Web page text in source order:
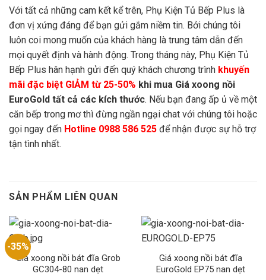
Với tất cả những cam kết kể trên, Phụ Kiện Tủ Bếp Plus là
đơn vị xứng đáng để bạn gửi gắm niềm tin. Bởi chúng tôi
luôn coi mong muốn của khách hàng là trung tâm dẫn đến
mọi quyết định và hành động. Trong tháng này, Phụ Kiện Tủ
Bếp Plus hân hạnh gửi đến quý khách chương trình khuyến
mãi đặc biệt GIẢM từ 25-50% khi mua Giá xoong nồi
EuroGold tất cả các kích thước. Nếu bạn đang ấp ủ về một
căn bếp trong mơ thì đừng ngần ngại chat với chúng tôi hoặc
gọi ngay đến Hotline 0988 586 525 để nhận được sự hỗ trợ
tận tình nhất.
SẢN PHẨM LIÊN QUAN
-35%
Giá xoong nồi bát đĩa Grob
GC304-80 nan dẹt
Giá xoong nồi bát đĩa
EuroGold EP75 nan dẹt